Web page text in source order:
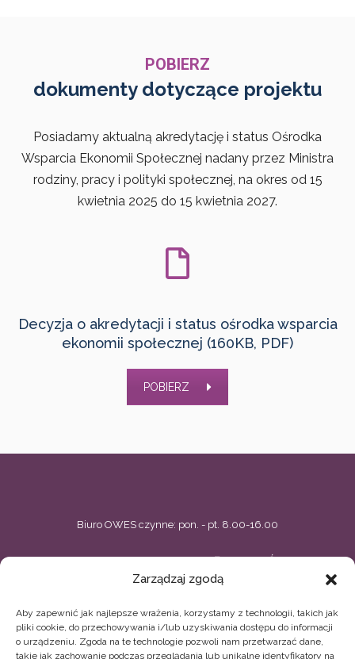
Zarządzaj zgodą
Aby zapewnić jak najlepsze wrażenia, korzystamy z technologii, takich jak
pliki cookie, do przechowywania i/lub uzyskiwania dostępu do informacji
o urządzeniu. Zgoda na te technologie pozwoli nam przetwarzać dane,
takie jak zachowanie podczas przeglądania lub unikalne identyfikatory na
POBIERZ
dokumenty dotyczące projektu
Posiadamy aktualną akredytację i status Ośrodka
Wsparcia Ekonomii Społecznej nadany przez Ministra
rodziny, pracy i polityki społecznej, na okres od 15
kwietnia 2025 do 15 kwietnia 2027.
Decyzja o akredytacji i status ośrodka wsparcia
ekonomii społecznej (160KB, PDF)
POBIERZ
Biuro OWES czynne: pon. - pt. 8.00-16.00
BIELSKIE CENTRUM PRZEDSIĘBIORCZOŚCI
ul. Zacisze 5, Bielsko-Biała
33 496 02 44, 33 496 02 11 owes@bcp.org.pl
BIELSKIE STOWARZYSZENIE ARTYSTYCZNE TEATR